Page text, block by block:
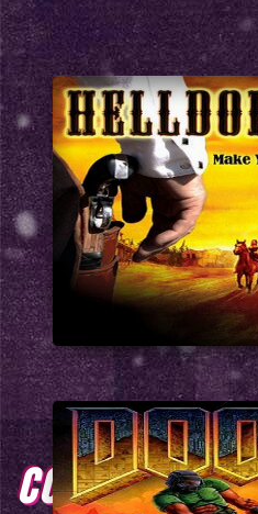
COMENTARIOS